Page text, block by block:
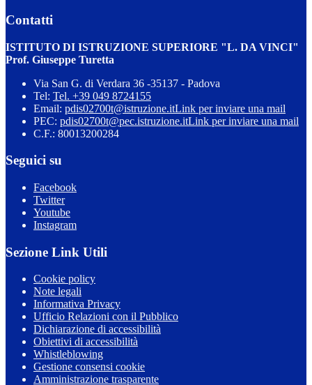
Contatti
ISTITUTO DI ISTRUZIONE SUPERIORE "L. DA VINCI"
Prof. Giuseppe Turetta
Via San G. di Verdara 36 -35137 - Padova
Tel: Tel. +39 049 8724155
Email: pdis02700t@istruzione.itLink per inviare una mail
PEC: pdis02700t@pec.istruzione.itLink per inviare una mail
C.F.: 80013200284
Seguici su
Facebook
Twitter
Youtube
Instagram
Sezione Link Utili
Cookie policy
Note legali
Informativa Privacy
Ufficio Relazioni con il Pubblico
Dichiarazione di accessibilità
Obiettivi di accessibilità
Whistleblowing
Gestione consensi cookie
Amministrazione trasparente